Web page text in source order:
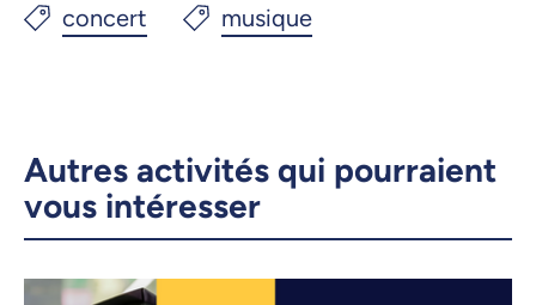
Autres activités qui pourraient
vous intéresser